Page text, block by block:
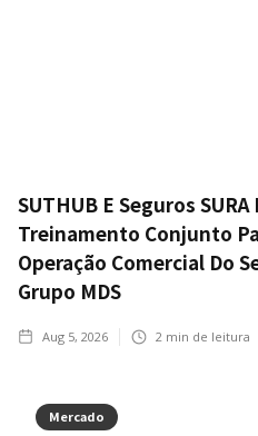
SUTHUB E Seguros
Treinamento Conjunto
Operação Comercial Do
Grupo MDS
Aug 5, 2026 2 min de leitura
Mercado